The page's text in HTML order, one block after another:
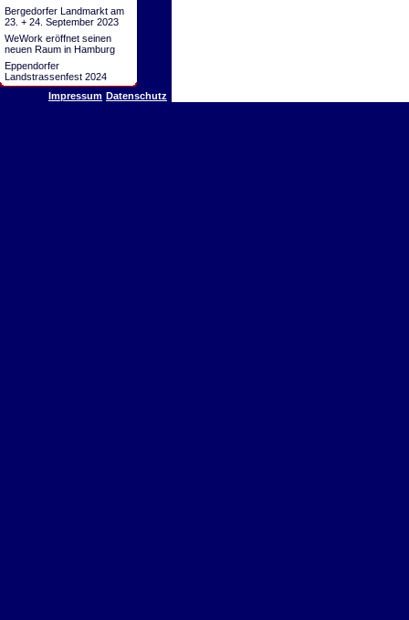
Bergedorfer Landmarkt am
23. + 24. September 2023
WeWork eröffnet seinen
neuen Raum in Hamburg
Eppendorfer
Landstrassenfest 2024
Impressum Datenschutz